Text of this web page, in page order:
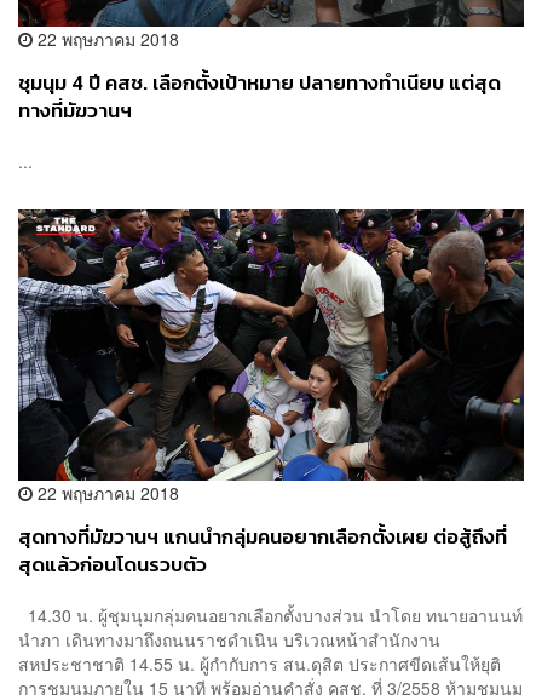
22 พฤษภาคม 2018
ชุมนุม 4 ปี คสช. เลือกตั้งเป้าหมาย ปลายทางทำเนียบ แต่สุด
ทางที่มัฆวานฯ
...
22 พฤษภาคม 2018
สุดทางที่มัฆวานฯ แกนนำกลุ่มคนอยากเลือกตั้งเผย ต่อสู้ถึงที่
สุดแล้วก่อนโดนรวบตัว
14.30 น. ผู้ชุมนุมกลุ่มคนอยากเลือกตั้งบางส่วน นำโดย ทนายอานนท์
นำภา เดินทางมาถึงถนนราชดำเนิน บริเวณหน้าสำนักงาน
สหประชาชาติ 14.55 น. ผู้กำกับการ สน.ดุสิต ประกาศขีดเส้นให้ยุติ
การชุมนุมภายใน 15 นาที พร้อมอ่านคำสั่ง คสช. ที่ 3/2558 ห้ามชุมนุม